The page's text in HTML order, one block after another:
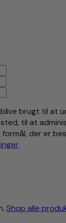
brugt til at
til at
der er
.
Shop alle